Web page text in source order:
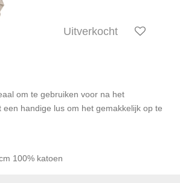
Uitverkocht
om te gebruiken voor na het
een handige lus om het gemakkelijk op te
100% katoen